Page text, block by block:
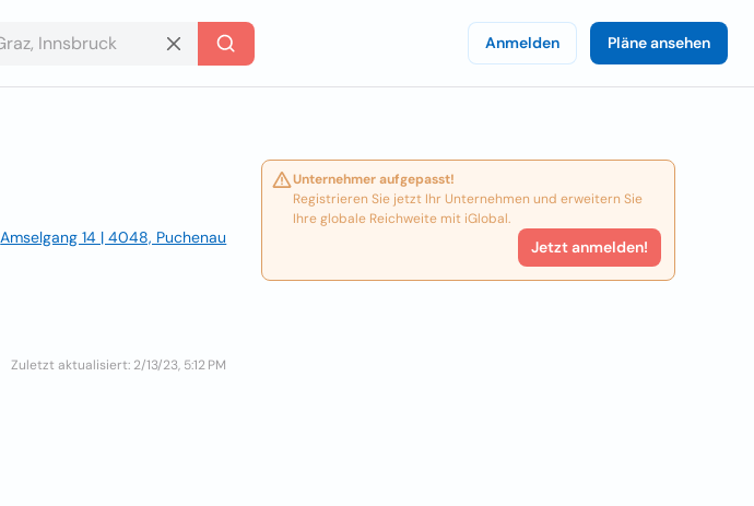
Anmelden Pläne ansehen
Amselgang 14 | 4048, Puchenau
Zuletzt aktualisiert: 2/13/23, 5:12 PM
Unternehmer aufgepasst!
Registrieren Sie jetzt Ihr Unternehmen und erweitern Sie
Ihre globale Reichweite mit iGlobal.
Jetzt anmelden!